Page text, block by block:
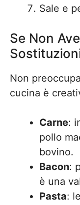
Sale e
Se Non
Non
cucina è
Carne:
pollo
bovino.
Bacon:
è una
Pasta: